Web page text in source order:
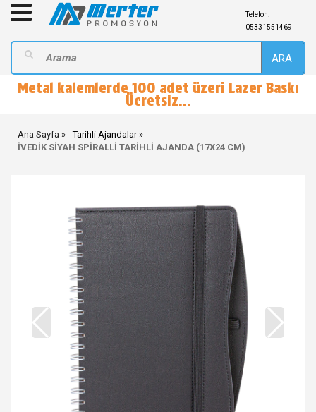
Telefon:
05331551469
ARA
Metal kalemlerde 100 adet üzeri Lazer Baskı
Ücretsiz...
Ana Sayfa
Tarihli Ajandalar
İVEDİK SİYAH SPİRALLİ TARİHLİ AJANDA (17X24 CM)